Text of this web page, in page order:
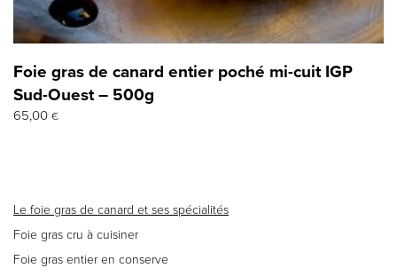
Foie gras de canard entier poché mi-cuit IGP
Sud-Ouest – 500g
65,00 €
Le foie gras de canard et ses spécialités
Foie gras cru à cuisiner
Foie gras entier en conserve